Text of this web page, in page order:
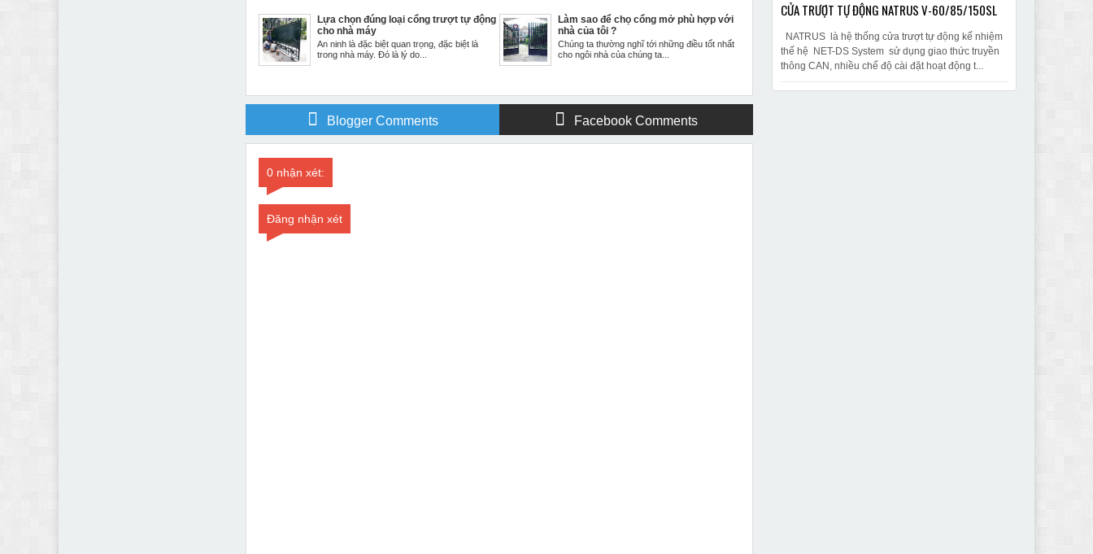
Lựa chọn đúng loại cổng trượt tự động
cho nhà máy
An ninh là đặc biệt quan trọng, đặc biệt là
trong nhà máy. Đó là lý do...
Làm sao để chọ cổng mở phù hợp với
nhà của tôi ?
Chúng ta thường nghĩ tới những điều tốt nhất
cho ngôi nhà của chúng ta...
Blogger Comments Facebook Comments
0 nhận xét:
Đăng nhận xét
CỬA TRƯỢT TỰ ĐỘNG NATRUS V-60/85/150SL
NATRUS là hệ thống cửa trượt tự động kế nhiệm
thế hệ NET-DS System sử dụng giao thức truyền
thông CAN, nhiều chế độ cài đặt hoạt động t...